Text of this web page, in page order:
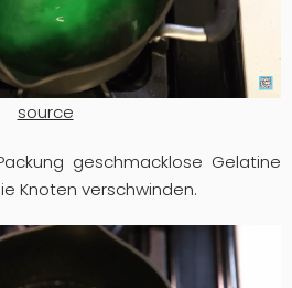
source
geschmacklose Gelatine
Knoten verschwinden.